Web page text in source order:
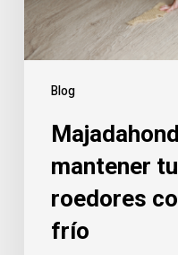
Blog
roedores
con
la
llegada
mantener
roedores
frío